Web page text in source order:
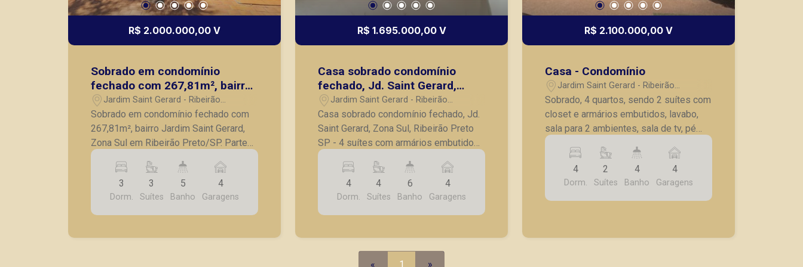
R$ 2.000.000,00 V
Sobrado em condomínio
fechado com 267,81m², bairro
Jardim Saint Gerard, Zona Sul
em Ribeirão Preto/SP.
Jardim Saint Gerard - Ribeirão
Preto/SP
Sobrado em condomínio fechado com
267,81m², bairro Jardim Saint Gerard,
Zona Sul em Ribeirão Preto/SP. Parte
superior; - 03 suítes, sendo 01 suíte
com closet; - Sala íntima; - Roupeiro;
Parte térrea: - Escritório; - Lavabo; -
Sala de tv; - Sala de jantar; - Banheiro
social; - Cozinha planejada com gás
3
Dorm.
3
Suítes
5
Banho
4
Garagens
R$ 1.695.000,00 V
Casa sobrado condomínio
fechado, Jd. Saint Gerard,
Zona Sul, Ribeirão Preto SP
Jardim Saint Gerard - Ribeirão
Preto/SP
Casa sobrado condomínio fechado, Jd.
Saint Gerard, Zona Sul, Ribeirão Preto
SP - 4 suítes com armários embutidos
- sendo 1 master com varanda, closet e
hidro, ar condicionado - sala para 2
ambientes - sala íntima - cozinha
planejada - despensa com prateleiras -
varanda gourmet com churrasqueira -
4
Dorm.
4
Suítes
6
Banho
4
Garagens
R$ 2.100.000,00 V
Casa - Condomínio
Jardim Saint Gerard - Ribeirão
Preto/SP
Sobrado, 4 quartos, sendo 2 suítes com
closet e armários embutidos, lavabo,
sala para 2 ambientes, sala de tv, pé
direito duplo, cozinha planejada,
lavanderia com armários, varanda
gourmet completa com churrasqueira,
armários, piscina e brinquedoteca, 4
vagas de garagem, casa completa com
4
Dorm.
2
Suítes
4
Banho
4
Garagens
« 1 »